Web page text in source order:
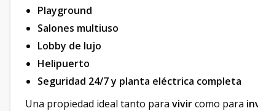
Playground
Salones multiuso
Lobby de lujo
Helipuerto
Seguridad 24/7 y planta eléctrica completa
Una propiedad ideal tanto para vivircomo para